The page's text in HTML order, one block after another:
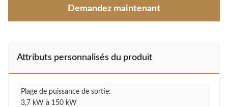
Demandez maintenant
Attributs personnalisés du produit
Plage de puissance de sortie:
3,7 kW à 150 kW